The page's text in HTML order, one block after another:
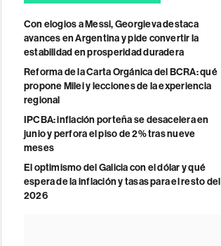
Con elogios a Messi, Georgieva destaca
avances en Argentina y pide convertir la
estabilidad en prosperidad duradera
Reforma de la Carta Orgánica del BCRA: qué
propone Milei y lecciones de la experiencia
regional
IPCBA: inflación porteña se desacelera en
junio y perfora el piso de 2% tras nueve
meses
El optimismo del Galicia con el dólar y qué
espera de la inflación y tasas para el resto del
2026